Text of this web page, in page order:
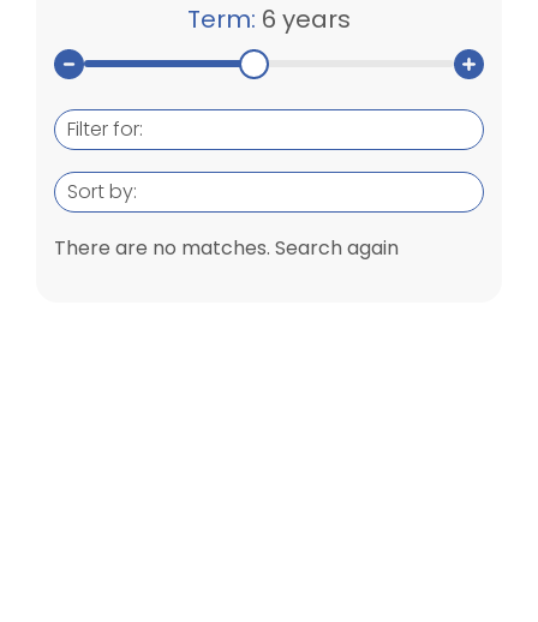
Term: 6 years
Filter for:
Sort by:
There are no matches. Search again